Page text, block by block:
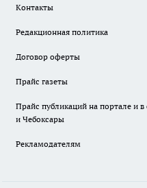
Контакты
Редакционная политика
Договор оферты
Прайс газеты
Прайс публикаций на портале и
и Чебоксары
Рекламодателям